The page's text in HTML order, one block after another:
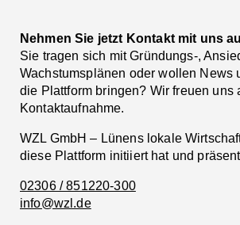
Nehmen Sie jetzt Kontakt mit uns
Sie tragen sich mit Gründungs-,
Wachstumsplänen oder wollen News
die Plattform bringen? Wir freuen uns
Kontaktaufnahme.
WZL GmbH – Lünens lokale
diese Plattform initiiert hat und
02306 / 851220-300
info@wzl.de